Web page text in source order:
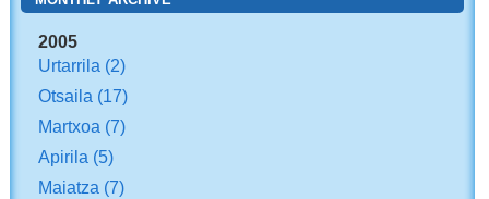
2005
Urtarrila (2)
Otsaila (17)
Martxoa (7)
Apirila (5)
Maiatza (7)